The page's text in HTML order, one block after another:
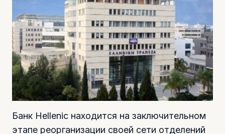
Банк Hellenic находится на заключительном
этапе реорганизации своей сети отделений